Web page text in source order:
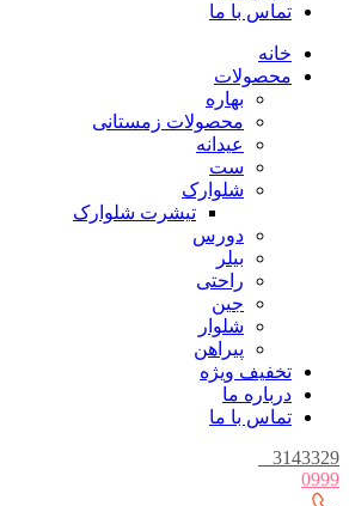
تماس با ما
خانه
محصولات
بهاره
محصولات زمستانی
عیدانه
ست
شلوارک
تیشرت شلوارک
دورس
بیلر
راحتی
جین
شلوار
پیراهن
تخفیف ویژه
درباره ما
تماس با ما
3143329
0999